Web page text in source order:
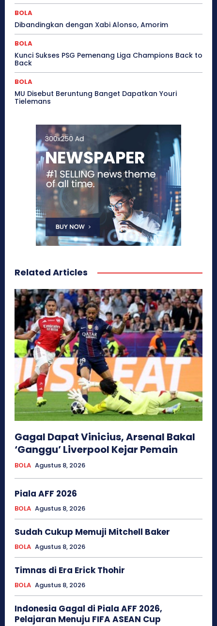
BOLA
Dibandingkan dengan Xabi Alonso, Amorim
BOLA
Kunci Sukses PSG Pemenang Liga Champions Back to
Back
BOLA
MU Disebut Beruntung Banget Dapatkan Youri
Tielemans
Related Articles
Gagal Dapat Vinicius, Arsenal Bakal
‘Ganggu’ Liverpool Kejar Pemain
BOLA Agustus 8, 2026
Piala AFF 2026
BOLA Agustus 8, 2026
Sudah Cukup Memuji Mitchell Baker
BOLA Agustus 8, 2026
Timnas di Era Erick Thohir
BOLA Agustus 8, 2026
Indonesia Gagal di Piala AFF 2026,
Pelajaran Menuju FIFA ASEAN Cup